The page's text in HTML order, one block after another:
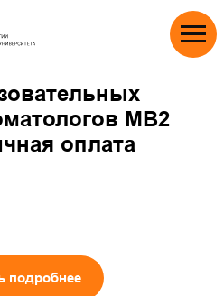
MB2
оплата
подробнее